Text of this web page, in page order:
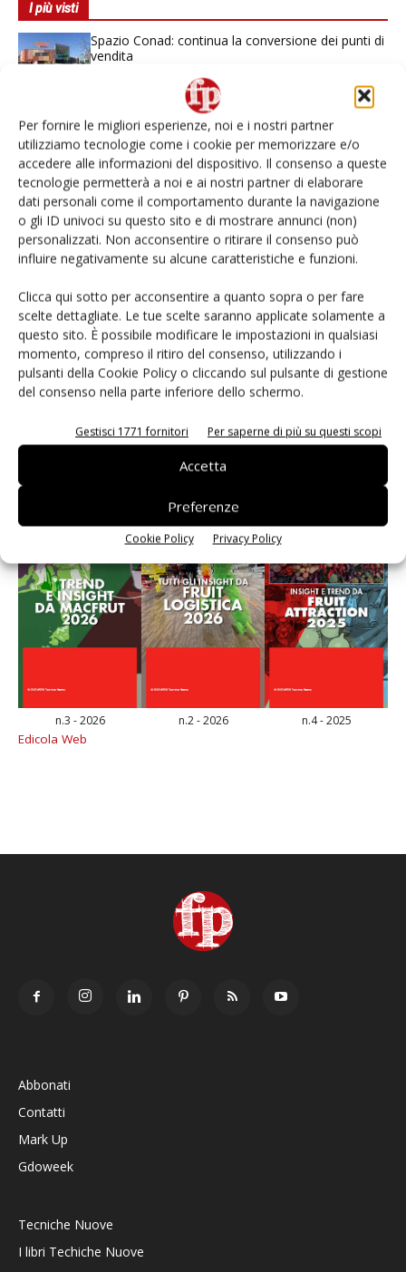
Per fornire le migliori esperienze, noi e i nostri partner
utilizziamo tecnologie come i cookie per memorizzare e/o
accedere alle informazioni del dispositivo. Il consenso a queste
tecnologie permetterà a noi e ai nostri partner di elaborare
dati personali come il comportamento durante la navigazione
o gli ID univoci su questo sito e di mostrare annunci (non)
personalizzati. Non acconsentire o ritirare il consenso può
influire negativamente su alcune caratteristiche e funzioni.
Clicca qui sotto per acconsentire a quanto sopra o per fare
scelte dettagliate. Le tue scelte saranno applicate solamente a
questo sito. È possibile modificare le impostazioni in qualsiasi
momento, compreso il ritiro del consenso, utilizzando i
pulsanti della Cookie Policy o cliccando sul pulsante di gestione
del consenso nella parte inferiore dello schermo.
Gestisci 1771 fornitori Per saperne di più su questi scopi
Accetta
Preferenze
Cookie Policy Privacy Policy
I più visti
Spazio Conad: continua la conversione dei punti di
vendita
Non è una susina: è Metis… e può rivoluzionare la
categoria
L’ortofrutta di Extra Supermercati tra localismo e
Ai #Repartofresh
Andamento prezzi ortofrutta in Italia al 27 luglio
2026
Leonardo Odorizzi: “Dobbiamo creare stupore nel
punto di vendita” #vocidellortofrutta
E-magazine
n.3 - 2026 n.2 - 2026 n.4 - 2025
Edicola Web
Abbonati
Contatti
Mark Up
Gdoweek
Tecniche Nuove
I libri Techiche Nuove